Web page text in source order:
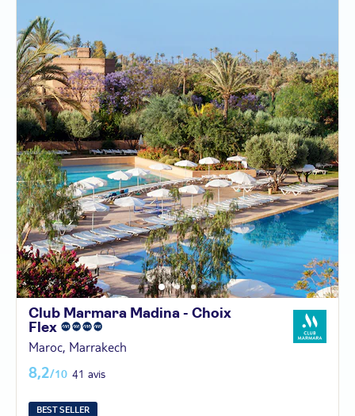
Club Marmara Madina - Choix
Flex
Maroc, Marrakech
8,2/10 41 avis
BEST SELLER